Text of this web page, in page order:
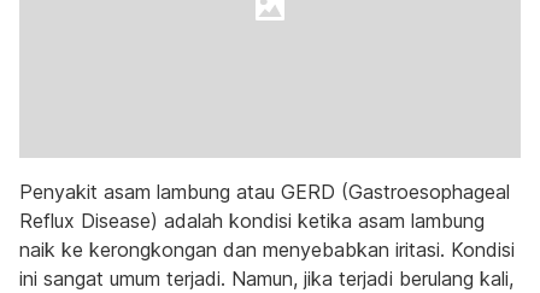
Penyakit asam lambung atau GERD (Gastroesophageal
Reflux Disease) adalah kondisi ketika asam lambung
naik ke kerongkongan dan menyebabkan iritasi. Kondisi
ini sangat umum terjadi. Namun, jika terjadi berulang kali,